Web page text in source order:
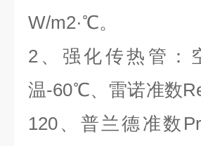
W/m2·℃。
2、强化传热管：
温-60℃、雷诺准数
120、普兰德准数